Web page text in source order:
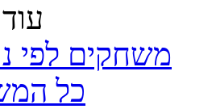
משחקים לפי
כל